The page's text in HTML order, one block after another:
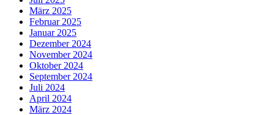
März 2025
Februar 2025
Januar 2025
Dezember 2024
November 2024
Oktober 2024
September 2024
Juli 2024
April 2024
März 2024